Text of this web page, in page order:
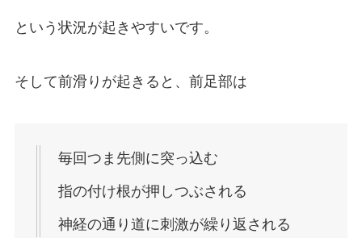
という状況が起きやすいです。
そして前滑りが起きると、前足部は
毎回つま先側に突っ込む
指の付け根が押しつぶされる
神経の通り道に刺激が繰り返される